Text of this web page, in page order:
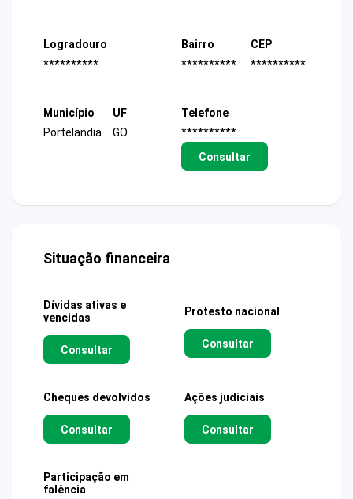
Logradouro
**********
Bairro
**********
CEP
**********
Município
Portelandia
UF
GO
Telefone
**********
Consultar
Situação financeira
Dívidas ativas e
vencidas
Consultar
Protesto nacional
Consultar
Cheques devolvidos
Consultar
Ações judiciais
Consultar
Participação em
falência